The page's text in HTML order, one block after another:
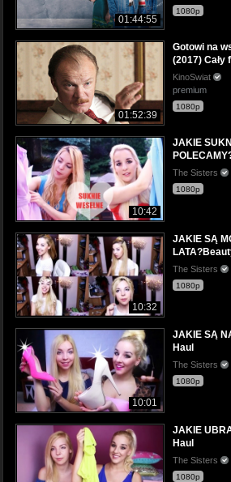
01:44:55
1080p
01:52:39
Gotowi na
(2017) Cały
KinoSwiat
premium
1080p
10:42
JAKIE
The Sisters
1080p
10:32
JAKIE SĄ
The Sisters
1080p
10:01
JAKIE SĄ
Haul
The Sisters
1080p
JAKIE
Haul
The Sisters
1080p